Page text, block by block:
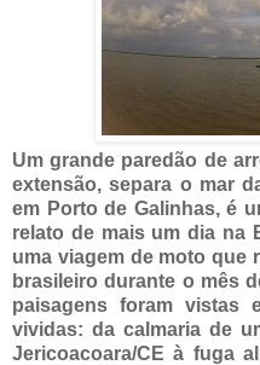
Um grande paredão de
extensão, separa o mar
em Porto de Galinhas, é
relato de mais um dia na
uma viagem de moto que
brasileiro durante o mês
paisagens foram vistas
vividas: da calmaria de
Jericoacoara/CE à fuga